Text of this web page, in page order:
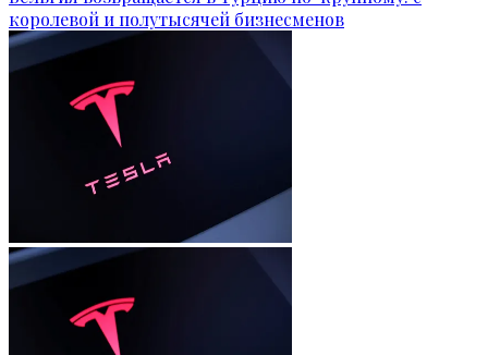
королевой и полутысячей бизнесменов